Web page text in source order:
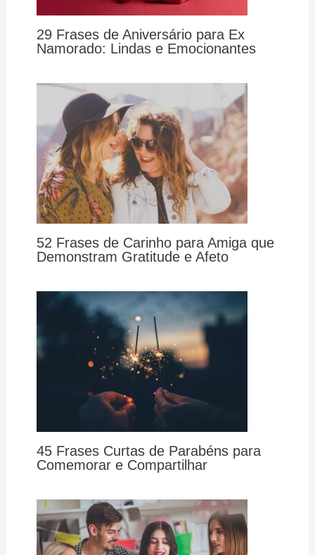
29 Frases de Aniversário para Ex
Namorado: Lindas e Emocionantes
52 Frases de Carinho para Amiga que
Demonstram Gratitude e Afeto
45 Frases Curtas de Parabéns para
Comemorar e Compartilhar